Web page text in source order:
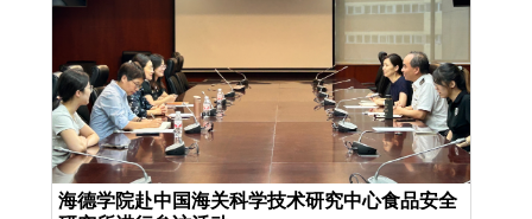
海德学院赴中国海关科学技术研究中心食品安全